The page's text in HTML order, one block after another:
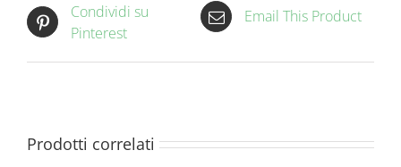
Condividi su
Pinterest
Email This Product
Prodotti correlati